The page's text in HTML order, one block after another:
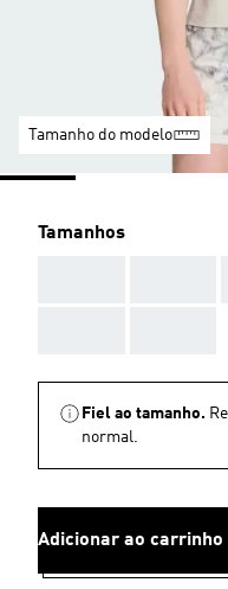
Tamanho do modelo
Tamanhos
Fiel ao tamanho.
normal.
Adicionar ao carrinho